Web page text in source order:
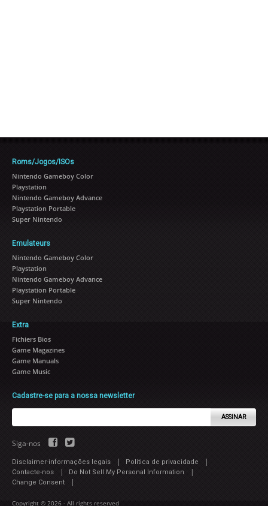
Roms/Jogos/ISOs
Nintendo Gameboy Color
Playstation
Nintendo Gameboy Advance
Playstation Portable
Super Nintendo
Emulateurs
Nintendo Gameboy Color
Playstation
Nintendo Gameboy Advance
Playstation Portable
Super Nintendo
Extra
Fichiers Bios
Game Magazines
Game Manuals
Game Music
Cadastre-se para a nossa newsletter
ASSINAR
Siga-nos
Disclaimer-informações legais | Política de privacidade |
Contacte-nos | Do Not Sell My Personal Information |
Change Consent |
Copyright © 2026 - All rights reserved